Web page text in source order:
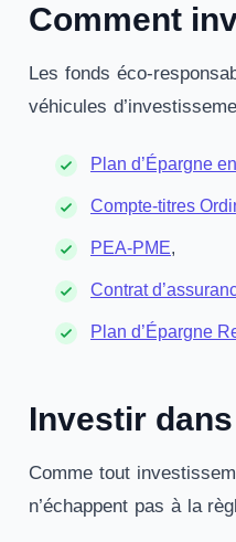
Comment
Les fonds éco-
véhicules
Plan d’Épargne
Compte-titres
PEA-PME,
Contrat
Plan d’Épargne
Investir
Comme tout
n’échappent pas à la